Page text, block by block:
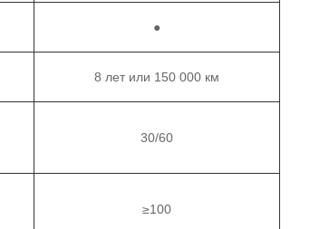
●
8 лет или 150 000 км
30/60
≥100